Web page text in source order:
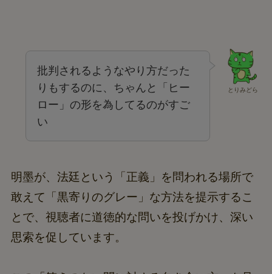
とりみどら
批判されるようなやり方だった
りもするのに、ちゃんと「ヒー
ロー」の形を為してるのがすご
い
明墨が、法廷という「正義」を問われる場所で
敢えて「黒寄りのグレー」な方法を提示するこ
とで、視聴者に道徳的な問いを投げかけ、深い
思索を促しています。